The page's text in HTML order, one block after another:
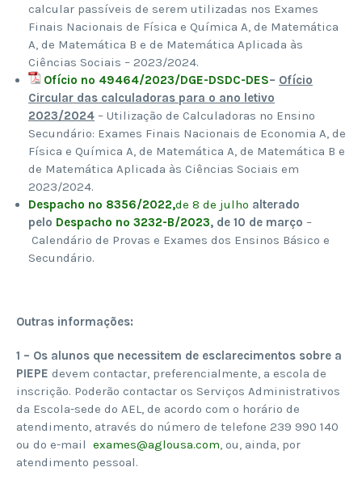
calcular passíveis de serem utilizadas nos Exames
Finais Nacionais de Física e Química A, de Matemática
A, de Matemática B e de Matemática Aplicada às
Ciências Sociais – 2023/2024.
Ofício nº 49464/2023/DGE-DSDC-DES– Ofício
Circular das calculadoras para o ano letivo
2023/2024 – Utilização de Calculadoras no Ensino
Secundário: Exames Finais Nacionais de Economia A, de
Física e Química A, de Matemática A, de Matemática B e
de Matemática Aplicada às Ciências Sociais em
2023/2024.
Despacho nº 8356/2022,de 8 de julho alterado
pelo Despacho nº 3232-B/2023, de 10 de março –
Calendário de Provas e Exames dos Ensinos Básico e
Secundário.
Outras informações:
1 – Os alunos que necessitem de esclarecimentos sobre a
PIEPE devem contactar, preferencialmente, a escola de
inscrição. Poderão contactar os Serviços Administrativos
da Escola-sede do AEL, de acordo com o horário de
atendimento, através do número de telefone 239 990 140
ou do e-mail exames@aglousa.com, ou, ainda, por
atendimento pessoal.